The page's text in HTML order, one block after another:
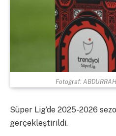
Fotoğraf:
Süper Lig’de 2025-2026
gerçekleştirildi.